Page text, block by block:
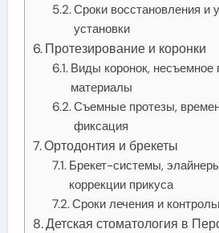
Сроки восстановления и
установки
Протезирование и коронки
Виды коронок, несъемное
материалы
Съемные протезы,
фиксация
Ортодонтия и брекеты
Брекет-системы,
коррекции прикуса
Сроки лечения и
Детская стоматология в